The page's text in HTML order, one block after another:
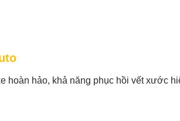
hoàn hảo, khả năng phục hồi vết xước